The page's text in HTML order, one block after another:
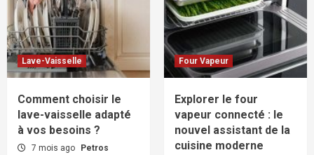
Lave-Vaisselle
Comment choisir le
lave-vaisselle adapté
à vos besoins ?
7 mois ago
Petros
Four Vapeur
Explorer le four
vapeur connecté : le
nouvel assistant de la
cuisine moderne